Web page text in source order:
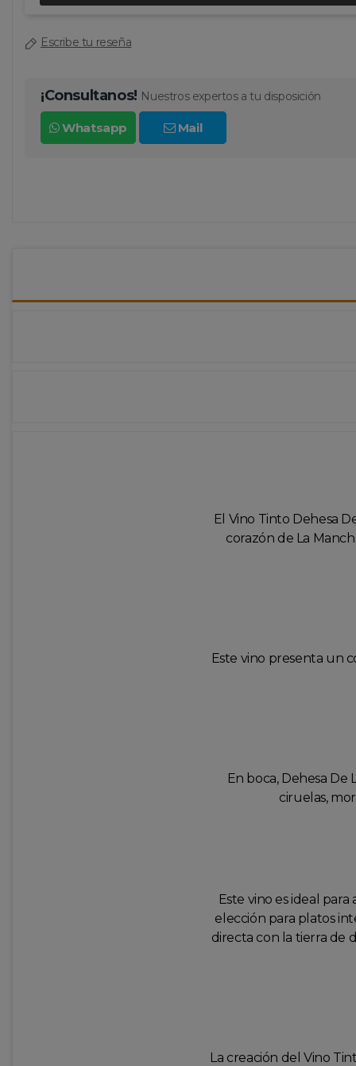
Escribe tu reseña
¡Consultanos! Nuestros expertos a tu disposición
Whatsapp Mail
El Vino Tinto Dehesa
corazón de La
Este vino presenta un
En boca, Dehesa
ciruelas,
Este vino es ideal
elección para platos
directa con la tierra de
La creación del Vino